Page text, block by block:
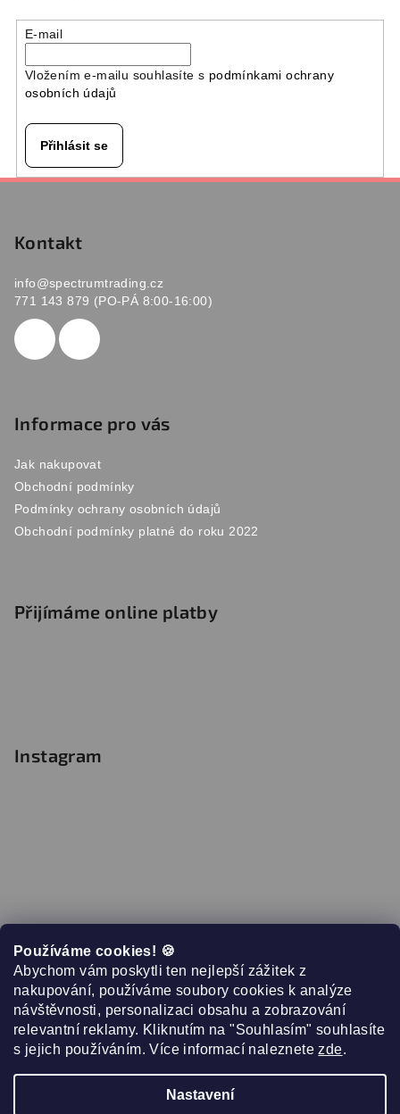
Používáme cookies! 🍪
Abychom vám poskytli ten nejlepší zážitek z
nakupování, používáme soubory cookies k analýze
návštěvnosti, personalizaci obsahu a zobrazování
relevantní reklamy. Kliknutím na "Souhlasím" souhlasíte
s jejich používáním. Více informací naleznetezde.
Nastavení
E-mail
Vložením e-mailu souhlasíte s podmínkami ochrany
osobních údajů
Přihlásit se
Kontakt
info@spectrumtrading.cz
771 143 879 (PO-PÁ 8:00-16:00)
Informace pro vás
Jak nakupovat
Obchodní podmínky
Podmínky ochrany osobních údajů
Obchodní podmínky platné do roku 2022
Přijímáme online platby
Instagram
Sledovat na Instagramu